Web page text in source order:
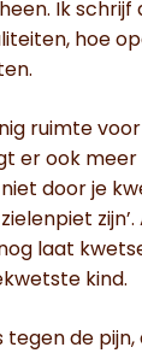
Ik
hoe
ruimte
er ook
door je
laat
kind.
de